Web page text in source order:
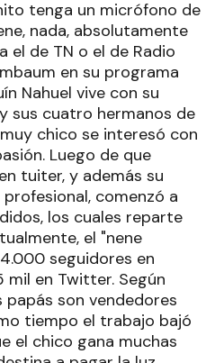
tenga un micrófono de
nada, absolutamente
el de TN o el de Radio
en su programa
Nahuel vive con su
sus cuatro hermanos de
muy chico se interesó con
Luego de que
tuiter, y además su
comenzó a
los cuales reparte
el "nene
seguidores en
mil en Twitter. Según
papás son vendedores
tiempo el trabajo bajó
el chico gana muchas